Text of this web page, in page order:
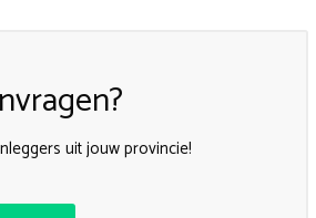
uit jouw provincie!